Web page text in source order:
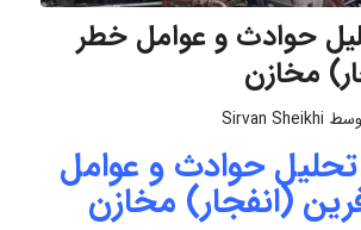
حوادث و عوامل خطر
مخازن
Sirvan Sheikhi
حوادث و عوامل
(انفجار) مخازن